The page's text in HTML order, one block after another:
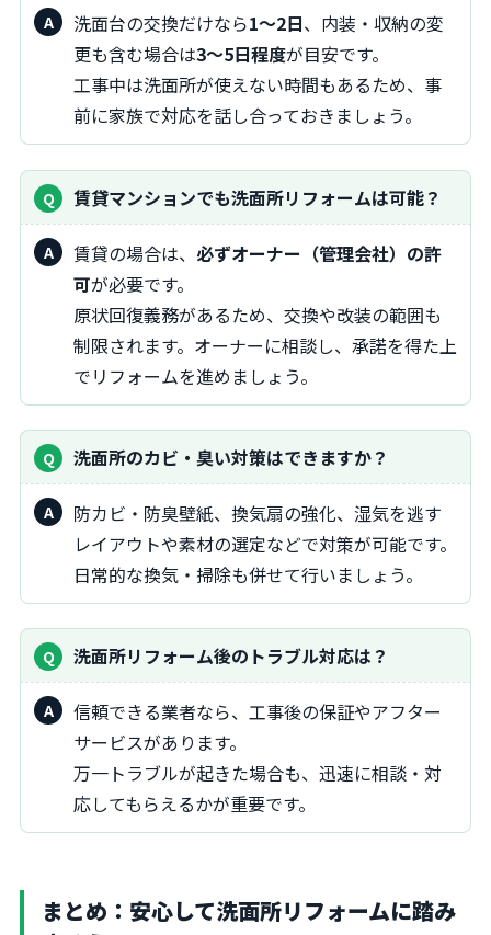
洗面台の交換だけなら1～2日、内装・収納の変
更も含む場合は3～5日程度が目安です。
工事中は洗面所が使えない時間もあるため、事
前に家族で対応を話し合っておきましょう。
賃貸マンションでも洗面所リフォームは可能？
賃貸の場合は、 必ずオーナー（管理会社）の許
可が必要です。
原状回復義務があるため、交換や改装の範囲も
制限されます。オーナーに相談し、承諾を得た上
でリフォームを進めましょう。
洗面所のカビ・臭い対策はできますか？
防カビ・防臭壁紙、換気扇の強化、湿気を逃す
レイアウトや素材の選定などで対策が可能です。
日常的な換気・掃除も併せて行いましょう。
洗面所リフォーム後のトラブル対応は？
信頼できる業者なら、工事後の保証やアフター
サービスがあります。
万一トラブルが起きた場合も、迅速に相談・対
応してもらえるかが重要です。
まとめ：安心して洗面所リフォームに踏み